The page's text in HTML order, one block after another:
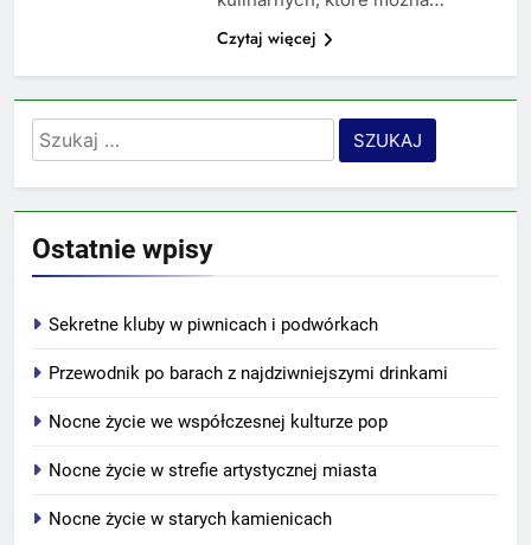
Czytaj więcej
Szukaj:
Ostatnie wpisy
Sekretne kluby w piwnicach i podwórkach
Przewodnik po barach z najdziwniejszymi drinkami
Nocne życie we współczesnej kulturze pop
Nocne życie w strefie artystycznej miasta
Nocne życie w starych kamienicach